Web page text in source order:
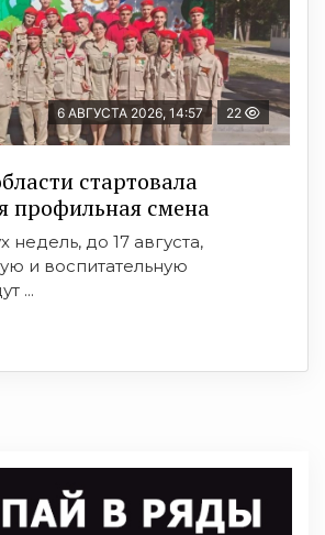
6 АВГУСТА 2026, 14:57 22
стартовала
профильная смена
недель, до 17 августа,
и воспитательную
...